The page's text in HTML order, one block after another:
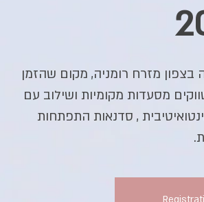
בצפון מזרח רומניה, מקום שהזמן
מסעדות מקומיות ושילוב עם
, סדנאות התפתחות